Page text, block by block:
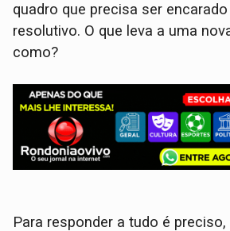
quadro que precisa ser
resolutivo. O que leva a uma
como?
Para responder a tudo é